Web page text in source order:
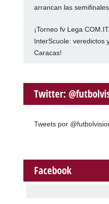
arrancan las
¡Torneo fv Lega
InterScuole: veredictos
Caracas!
Twitter:
Tweets por
Facebook